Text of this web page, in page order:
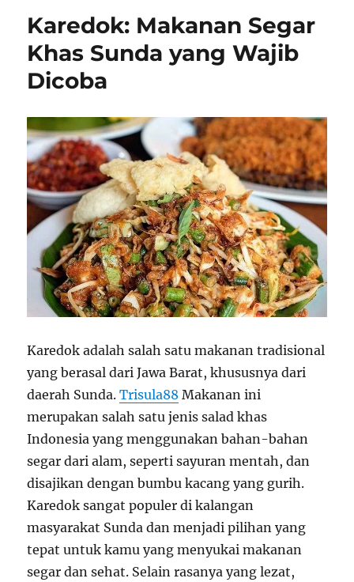
Karedok: Makanan Segar
Khas Sunda yang Wajib
Dicoba
Karedok adalah salah satu makanan tradisional
yang berasal dari Jawa Barat, khususnya dari
daerah Sunda.Trisula88 Makanan ini
merupakan salah satu jenis salad khas
Indonesia yang menggunakan bahan-bahan
segar dari alam, seperti sayuran mentah, dan
disajikan dengan bumbu kacang yang gurih.
Karedok sangat populer di kalangan
masyarakat Sunda dan menjadi pilihan yang
tepat untuk kamu yang menyukai makanan
segar dan sehat. Selain rasanya yang lezat,